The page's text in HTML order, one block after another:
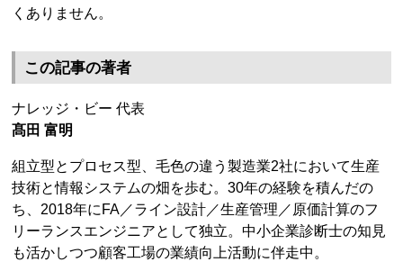
くありません。
この記事の著者
ナレッジ・ビー 代表
髙田 富明
組立型とプロセス型、毛色の違う製造業2社において生産
技術と情報システムの畑を歩む。30年の経験を積んだの
ち、2018年にFA／ライン設計／生産管理／原価計算のフ
リーランスエンジニアとして独立。中小企業診断士の知見
も活かしつつ顧客工場の業績向上活動に伴走中。